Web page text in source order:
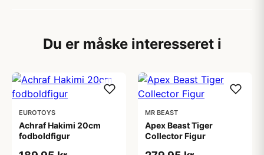
Du er måske interesseret i
EUROTOYS
Achraf Hakimi 20cm
fodboldfigur
MR BEAST
Apex Beast Tiger
Collector Figur